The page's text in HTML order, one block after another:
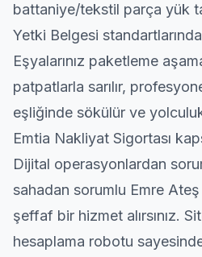
battaniye/tekstil parça yük
Yetki Belgesi
Eşyalarınız paketleme
patpatlarla sarılır,
eşliğinde sökülür ve
Emtia Nakliyat Sigortası
Dijital operasyonlardan
sahadan sorumlu Emre
şeffaf bir hizmet alırsınız.
hesaplama robotu